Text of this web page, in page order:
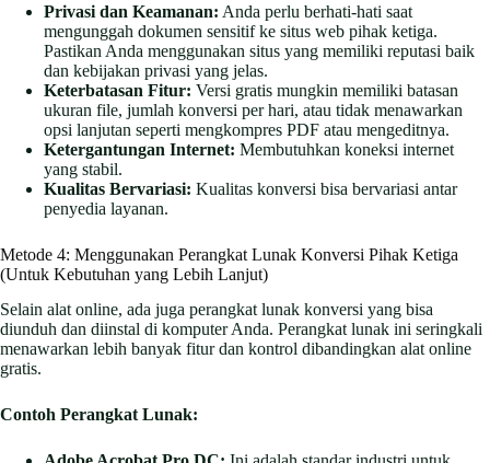
Privasi dan Keamanan: Anda perlu berhati-hati saat
mengunggah dokumen sensitif ke situs web pihak ketiga.
Pastikan Anda menggunakan situs yang memiliki reputasi baik
dan kebijakan privasi yang jelas.
Keterbatasan Fitur: Versi gratis mungkin memiliki batasan
ukuran file, jumlah konversi per hari, atau tidak menawarkan
opsi lanjutan seperti mengkompres PDF atau mengeditnya.
Ketergantungan Internet: Membutuhkan koneksi internet
yang stabil.
Kualitas Bervariasi: Kualitas konversi bisa bervariasi antar
penyedia layanan.
Metode 4: Menggunakan Perangkat Lunak Konversi Pihak Ketiga
(Untuk Kebutuhan yang Lebih Lanjut)
Selain alat online, ada juga perangkat lunak konversi yang bisa
diunduh dan diinstal di komputer Anda. Perangkat lunak ini seringkali
menawarkan lebih banyak fitur dan kontrol dibandingkan alat online
gratis.
Contoh Perangkat Lunak: